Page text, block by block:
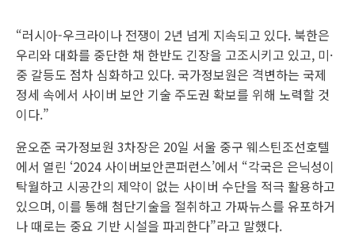
“러시아-우크라이나 전쟁이 2년 넘게 지속되고 있다. 북한은
우리와 대화를 중단한 채 한반도 긴장을 고조시키고 있고, 미·
중 갈등도 점차 심화하고 있다. 국가정보원은 격변하는 국제
정세 속에서 사이버 보안 기술 주도권 확보를 위해 노력할 것
이다.”
윤오준 국가정보원 3차장은 20일 서울 중구 웨스틴조선호텔
에서 열린 ‘2024 사이버보안콘퍼런스’에서 “각국은 은닉성이
탁월하고 시공간의 제약이 없는 사이버 수단을 적극 활용하고
있으며, 이를 통해 첨단기술을 절취하고 가짜뉴스를 유포하거
나 때로는 중요 기반 시설을 파괴한다”라고 말했다.